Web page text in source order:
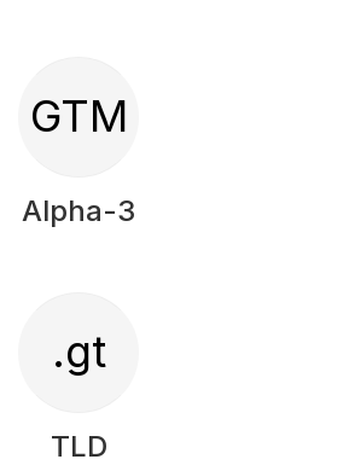
GTM
Alpha-3
.gt
TLD